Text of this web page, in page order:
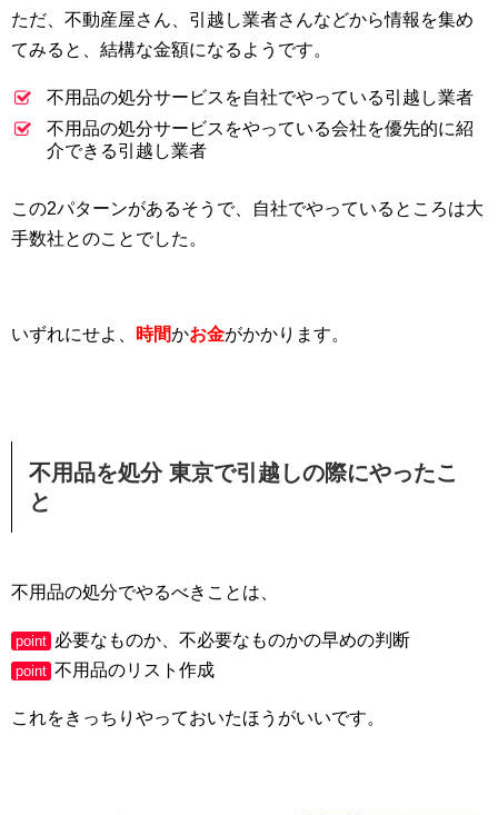
ただ、不動産屋さん、引越し業者さんなどから情報を集め
てみると、結構な金額になるようです。
不用品の処分サービスを自社でやっている引越し業者
不用品の処分サービスをやっている会社を優先的に紹
介できる引越し業者
この2パターンがあるそうで、自社でやっているところは大
手数社とのことでした。
いずれにせよ、 時間かお金がかかります。
不用品を処分 東京で引越しの際にやったこ
と
不用品の処分でやるべきことは、
point 必要なものか、不必要なものかの早めの判断
point 不用品のリスト作成
これをきっちりやっておいたほうがいいです。